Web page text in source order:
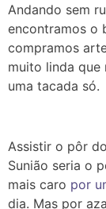
Andando sem
encontramos o
compramos
muito linda que
uma tacada só.
Assistir o pôr
Sunião seria o
mais caro por
dia. Mas por